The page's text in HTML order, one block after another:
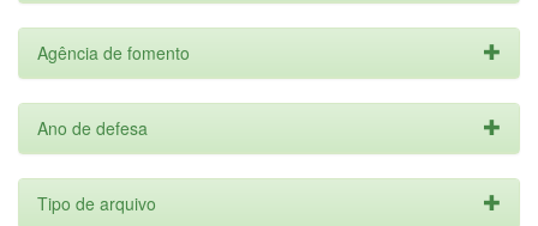
Agência de fomento
Ano de defesa
Tipo de arquivo